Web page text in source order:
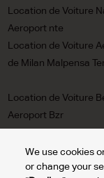
We use cookies
or change your
Location de Voiture
Aeroport nte
Location de Voiture
de Milan Malpensa
Location de Voiture
Aeroport Bzr
Aeroport Puf
Location de Voiture